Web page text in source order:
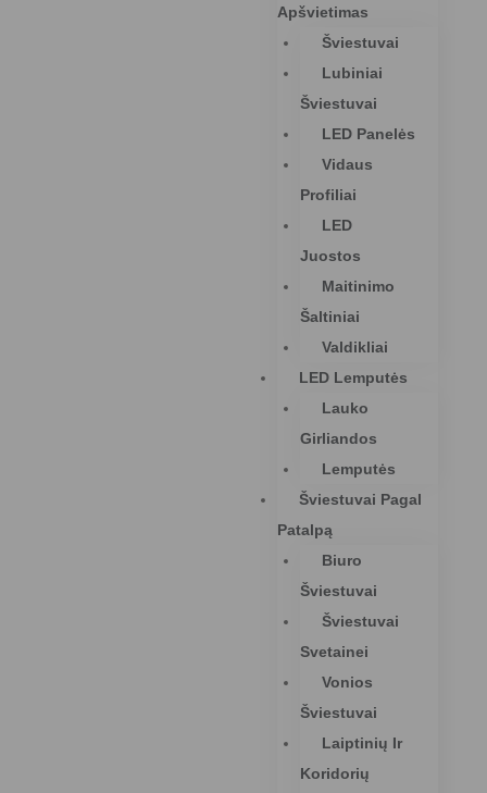
Apšvietimas
Šviestuvai
Lubiniai
Šviestuvai
LED Panelės
Vidaus
Profiliai
LED
Juostos
Maitinimo
Šaltiniai
Valdikliai
LED Lemputės
Lauko
Girliandos
Lemputės
Šviestuvai Pagal
Patalpą
Biuro
Šviestuvai
Šviestuvai
Svetainei
Vonios
Šviestuvai
Laiptinių Ir
Koridorių